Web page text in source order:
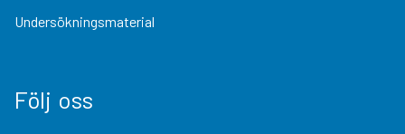
Undersökningsmaterial
Följ oss